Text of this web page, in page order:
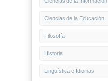
Ciencias de la Educación
Filosofía
Historia
Lingüística e Idiomas